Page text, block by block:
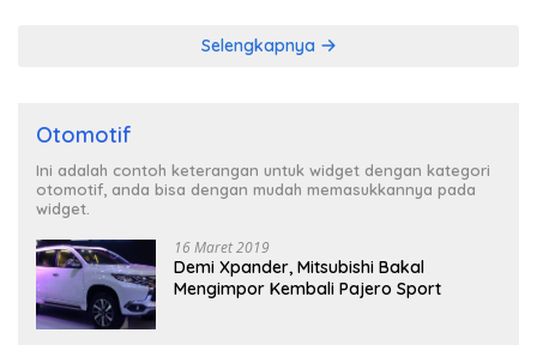
Selengkapnya
Otomotif
Ini adalah contoh keterangan untuk widget dengan kategori
otomotif, anda bisa dengan mudah memasukkannya pada
widget.
16 Maret 2019
Demi Xpander, Mitsubishi Bakal
Mengimpor Kembali Pajero Sport